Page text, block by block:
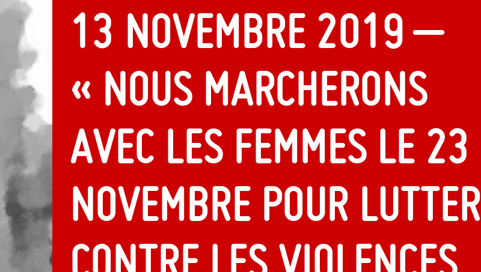
13 novembre 2019 –
« Nous marcherons
avec les femmes le 23
novembre pour lutter